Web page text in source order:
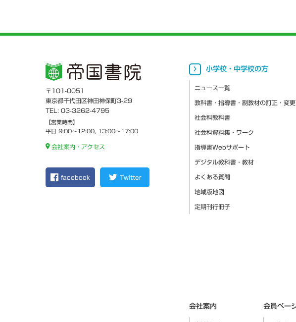
〒101-0051
東京都千代田区神田神保町3-29
TEL: 03-3262-4795
【営業時間】
平日 9:00～12:00, 13:00～17:00
会社案内・アクセス
facebook Twitter
小学校・中学校の方
ニュース一覧
教科書・指導書・副教材の訂正・変更
社会科教科書
社会科資料集・ワーク
指導書Webサポート
デジタル教科書・教材
よくある質問
地域版地図
定期刊行冊子
会社案内 会員ペー